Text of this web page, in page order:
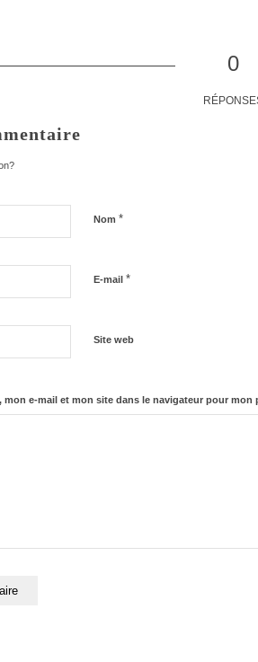
0
Nom *
E-mail *
Site web
mon e-mail et mon site dans le navigateur pour mon